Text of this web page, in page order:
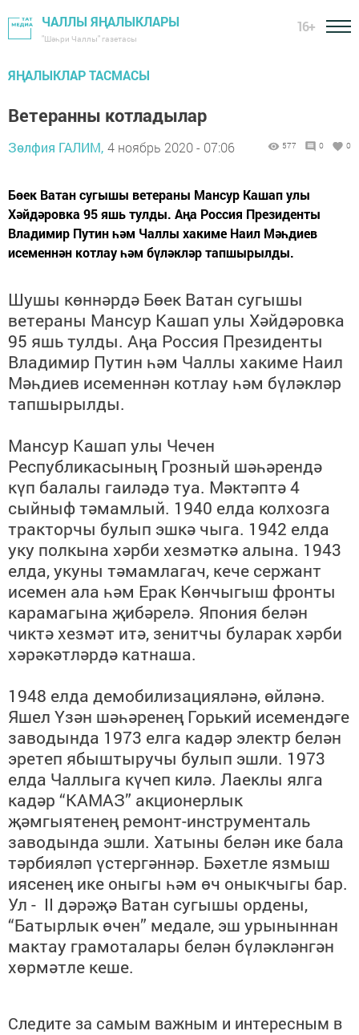
ЧАЛЛЫ ЯҢАЛЫКЛАРЫ
"Шәһри Чаллы" газетасы
16+
ЯҢАЛЫКЛАР ТАСМАСЫ
Ветеранны котладылар
Зөлфия ГАЛИМ, 4 ноябрь 2020 - 07:06 577 0 0
Бөек Ватан сугышы ветераны Мансур Кашап улы
Хәйдәровка 95 яшь тулды. Аңа Россия Президенты
Владимир Путин һәм Чаллы хакиме Наил Мәһдиев
исеменнән котлау һәм бүләкләр тапшырылды.
Шушы көннәрдә Бөек Ватан сугышы
ветераны Мансур Кашап улы Хәйдәровка
95 яшь тулды. Аңа Россия Президенты
Владимир Путин һәм Чаллы хакиме Наил
Мәһдиев исеменнән котлау һәм бүләкләр
тапшырылды.
Мансур Кашап улы Чечен
Республикасының Грозный шәһәрендә
күп балалы гаиләдә туа. Мәктәптә4
сыйныф тәмамлый. 1940 елда колхозга
тракторчы булып эшкә чыга. 1942 елда
уку полкына хәрби хезмәткә алына. 1943
елда, укуны тәмамлагач, кече сержант
исемен ала һәм Ерак Көнчыгыш фронты
карамагына җибәрелә. Япония белән
чиктә хезмәт итә, зенитчы буларак хәрби
хәрәкәтләрдә катнаша.
1948 елда демобилизацияләнә, өйләнә.
Яшел Үзән шәһәренең Горький исемендәге
заводында 1973 елга кадәр электр белән
эретеп ябыштыручы булып эшли. 1973
елда Чаллыга күчеп килә. Лаеклы ялга
кадәр “КАМАЗ” акционерлык
җәмгыятенең ремонт-инструменталь
заводында эшли. Хатыны белән ике бала
тәрбияләп үстергәннәр. Бәхетле язмыш
иясенең ике оныгы һәм өч оныкчыгы бар.
Ул - ІІ дәрәҗә Ватан сугышы ордены,
“Батырлык өчен” медале, эш урыныннан
мактау грамоталары белән бүләкләнгән
хөрмәтле кеше.
Следите за самым важным и интересным в